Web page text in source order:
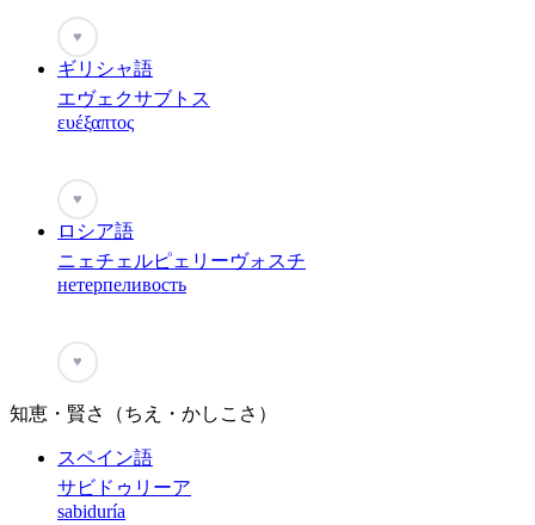
♥
ギリシャ語
エヴェクサブトス
ευέξαπτος
♥
ロシア語
ニェチェルピェリーヴォスチ
нетерпеливость
♥
知恵・賢さ（ちえ・かしこさ）
スペイン語
サビドゥリーア
sabiduría